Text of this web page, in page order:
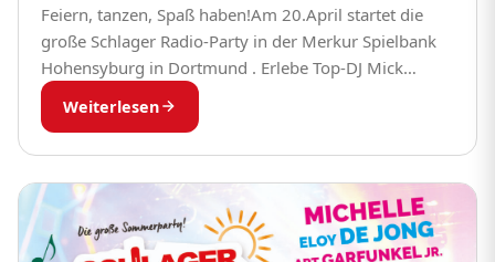
Feiern, tanzen, Spaß haben!Am 20.April startet die
große Schlager Radio-Party in der Merkur Spielbank
Hohensyburg in Dortmund . Erlebe Top-DJ Mick
Weiser, die Schlager Stars Annemarie Eilfeld und PAT
live....
Weiterlesen